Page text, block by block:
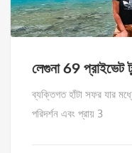
লেগুনা 69 প্রাইভেট
ব্যক্তিগত হাঁটা সফর যার
পরিদর্শন এবং প্রায় 3